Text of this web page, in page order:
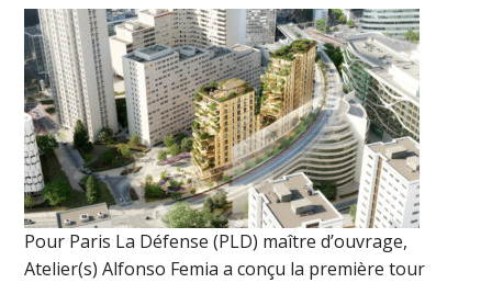
Pour Paris La Défense (PLD) maître d’ouvrage,
Atelier(s) Alfonso Femia a conçu la première tour